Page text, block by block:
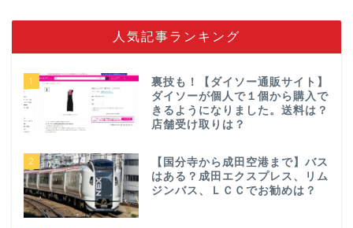
人気記事ランキング
1
裏技も！【ダイソー通販サイト】
ダイソーが個人で１個から購入で
きるようになりました。送料は？
店舗受け取りは？
2
【国分寺から成田空港まで】バス
はある？成田エクスプレス、リム
ジンバス、ＬＣＣでお勧めは？